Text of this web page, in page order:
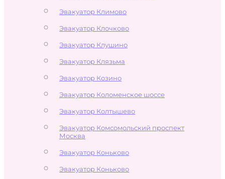
Эвакуатор Климово
Эвакуатор Клочково
Эвакуатор Клушино
Эвакуатор Клязьма
Эвакуатор Козино
Эвакуатор Коломенское шоссе
Эвакуатор Колтышево
Эвакуатор Комсомольский проспект
Москва
Эвакуатор Коньково
Эвакуатор Коньково